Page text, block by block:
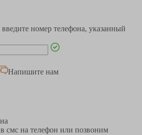
номер телефона, указанный
Напишите нам
смс на телефон или позвоним